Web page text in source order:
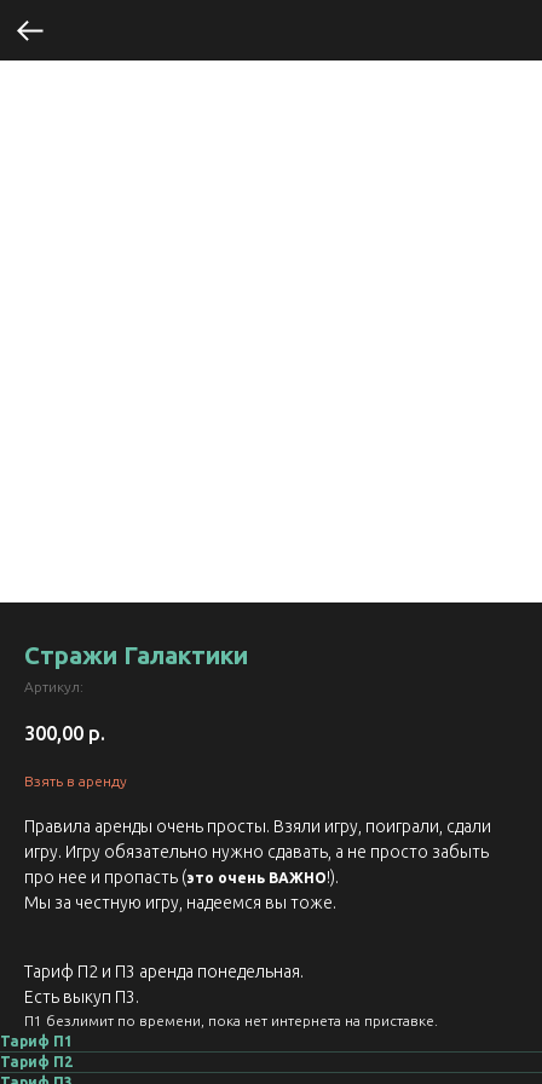
Стражи Галактики
Артикул:
300,00 р.
Взять в аренду
Правила аренды очень просты. Взяли игру, поиграли, сдали
игру. Игру обязательно нужно сдавать, а не просто забыть
про нее и пропасть (это очень ВАЖНО!).
Мы за честную игру, надеемся вы тоже.
Тариф П2 и П3 аренда понедельная.
Есть выкуп П3.
П1 безлимит по времени, пока нет интернета на приставке.
Тариф П1
Тариф П2